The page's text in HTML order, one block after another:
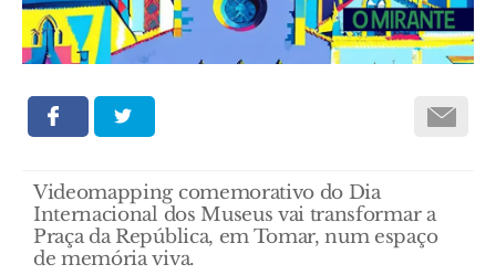
Videomapping comemorativo do Dia
Internacional dos Museus vai transformar a
Praça da República, em Tomar, num espaço
de memória viva.